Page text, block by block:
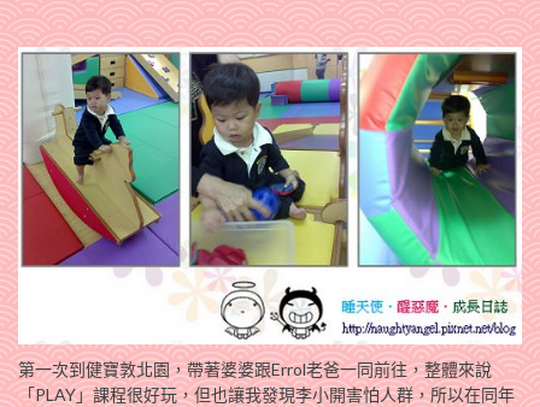
第一次到健寶敦北園，帶著婆婆跟Errol老爸一同前往，整體來說
「PLAY」課程很好玩，但也讓我發現李小開害怕人群，所以在同年